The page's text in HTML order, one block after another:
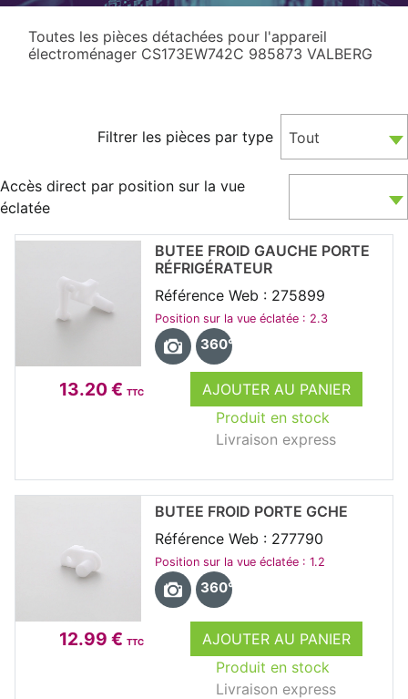
Toutes les pièces détachées pour l'appareil
électroménager CS173EW742C 985873 VALBERG
Filtrer les pièces par type Tout
Accès direct par position sur la vue
éclatée
13.20 € TTC
AJOUTER AU PANIER
Produit en stock
Livraison express
BUTEE FROID GAUCHE PORTE
RÉFRIGÉRATEUR
Référence Web : 275899
Position sur la vue éclatée : 2.3
360°
12.99 € TTC
AJOUTER AU PANIER
Produit en stock
Livraison express
BUTEE FROID PORTE GCHE
Référence Web : 277790
Position sur la vue éclatée : 1.2
360°